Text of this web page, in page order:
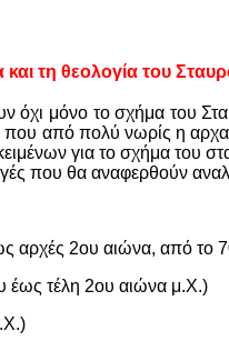
και τη θεολογία του
όχι μόνο το σχήμα του
που από πολύ νωρίς η
για το σχήμα του
που θα αναφερθούν
αρχές 2ου αιώνα, από το
έως τέλη 2ου αιώνα μ.Χ.)